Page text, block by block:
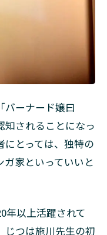
バーナード嬢曰
知されることになっ
とっては、独特の
家といっていいと
年以上活躍されて
じつは施川先生の初